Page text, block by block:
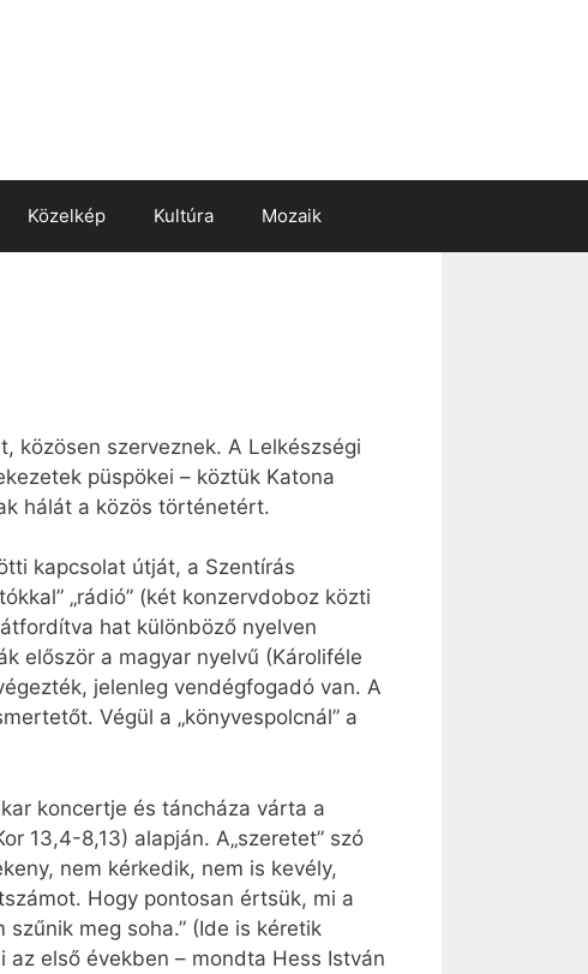
Közelkép Kultúra Mozaik
közösen szerveznek. A Lelkészségi
püspökei – köztük Katona
hálát a közös történetért.
kapcsolat útját, a Szentírás
„rádió” (két konzervdoboz közti
hat különböző nyelven
először a magyar nyelvű (Károliféle
jelenleg vendégfogadó van. A
Végül a „könyvespolcnál” a
koncertje és táncháza várta a
13,4-8,13) alapján. A„szeretet” szó
nem kérkedik, nem is kevély,
Hogy pontosan értsük, mi a
meg soha.” (Ide is kéretik
első években – mondta Hess István